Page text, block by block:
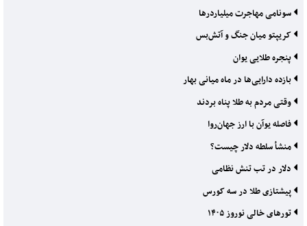
سونامی مهاجرت میلیاردرها
کریپتو میان جنگ و آتش‌بس
پنجره طلایی یوان
بازده دارایی‌ها در ماه میانی بهار
وقتی مردم به طلا پناه بردند
فاصله یوآن با ارز جهان‌روا
منشأ سلطه دلار چیست؟
دلار در تب تنش نظامی
پیشتازی طلا در سه کورس
تورهای خالی نوروز ۱۴۰۵